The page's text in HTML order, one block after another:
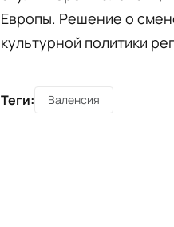
Европы. Решение о
культурной политики
Теги: Валенсия